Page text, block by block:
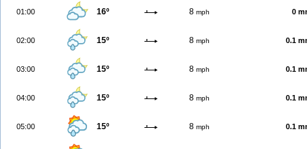
01:00 16º 8 mph 0
02:00 15º 8 mph 0.1
03:00 15º 8 mph 0.1
04:00 15º 8 mph 0.1
05:00 15º 8 mph 0.1